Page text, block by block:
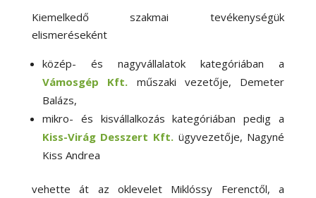
Kiemelkedő szakmai tevékenységük
elismeréseként
közép- és nagyvállalatok kategóriában a
Vámosgép Kft. műszaki vezetője, Demeter
Balázs,
mikro- és kisvállalkozás kategóriában pedig a
Kiss-Virág Desszert Kft. ügyvezetője, Nagyné
Kiss Andrea
vehette át az oklevelet Miklóssy Ferenctől, a